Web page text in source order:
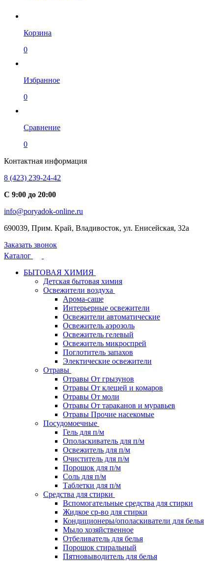
Корзина
0
Избранное
0
Сравнение
0
Контактная информация
8 (423) 239-24-42
С 9:00 до 20:00
info@poryadok-online.ru
690039, Прим. Край, Владивосток, ул. Енисейская, 32а
Заказать звонок
Каталог
БЫТОВАЯ ХИМИЯ
Детская бытовая химия
Освежители воздуха
Арома-саше
Интерьерные освежители
Освежители автоматические
Освежитель аэрозоль
Освежитель гелевый
Освежитель микроспрей
Поглотитель запахов
Электические освежители
Отравы
Отравы От грызунов
Отравы От клещей и комаров
Отравы От моли
Отравы От тараканов и муравьев
Отравы Прочие насекомые
Посудомоечные
Гель для п/м
Ополаскиватель для п/м
Освежитель для п/м
Очиститель для п/м
Порошок для п/м
Соль для п/м
Таблетки для п/м
Средства для стирки
Вспомогательные средства для стирки
Жидкое ср-во для стирки
Кондиционеры/ополаскиватели для белья
Мыло хозяйственное
Отбеливатель для белья
Порошок стиральный
Пятновыводитель для белья